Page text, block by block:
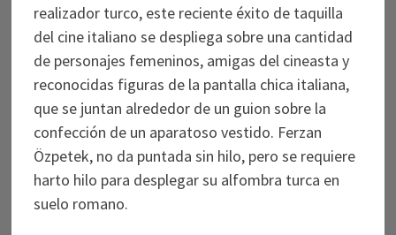
realizador turco, este reciente éxito de taquilla
del cine italiano se despliega sobre una cantidad
de personajes femeninos, amigas del cineasta y
reconocidas figuras de la pantalla chica italiana,
que se juntan alrededor de un guion sobre la
confección de un aparatoso vestido. Ferzan
Özpetek, no da puntada sin hilo, pero se requiere
harto hilo para desplegar su alfombra turca en
suelo romano.